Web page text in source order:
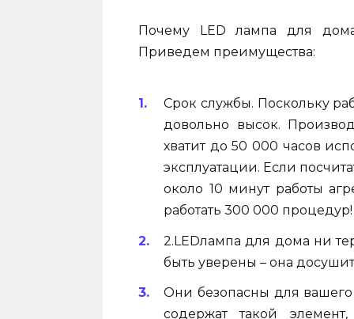
Почему LED лампа для
Приведем преимущества:
Срок службы. Поскольку
довольно высок.
хватит до 50 000 часов
эксплуатации. Если
около 10 минут работы
работать 300 000 процедур!
2.LEDлампа для дома ни
быть уверены – она
Они безопасны для
содержат такой